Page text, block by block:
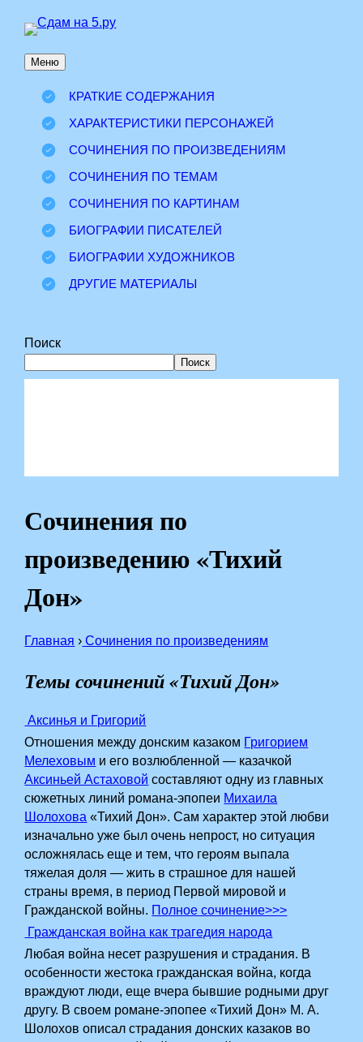
Перейти
содержимому
Меню
КРАТКИЕ СОДЕРЖАНИЯ
ХАРАКТЕРИСТИКИ ПЕРСОНАЖЕЙ
СОЧИНЕНИЯ ПО ПРОИЗВЕДЕНИЯМ
СОЧИНЕНИЯ ПО ТЕМАМ
СОЧИНЕНИЯ ПО КАРТИНАМ
БИОГРАФИИ ПИСАТЕЛЕЙ
БИОГРАФИИ ХУДОЖНИКОВ
ДРУГИЕ МАТЕРИАЛЫ
Поиск
Поиск
Сочинения по
произведению «Тихий
Дон»
Главная › Сочинения по произведениям
Темы сочинений «Тихий Дон»
Аксинья и Григорий
Отношения между донским казаком Григорием
Мелеховым и его возлюбленной — казачкой
Аксиньей Астаховой составляют одну из главных
сюжетных линий романа-эпопеи Михаила
Шолохова «Тихий Дон». Сам характер этой любви
изначально уже был очень непрост, но ситуация
осложнялась еще и тем, что героям выпала
тяжелая доля — жить в страшное для нашей
страны время, в период Первой мировой и
Гражданской войны. Полное сочинение>>>
Гражданская война как трагедия народа
Любая война несет разрушения и страдания. В
особенности жестока гражданская война, когда
враждуют люди, еще вчера бывшие родными друг
другу. В своем романе-эпопее «Тихий Дон» М. А.
Шолохов описал страдания донских казаков во